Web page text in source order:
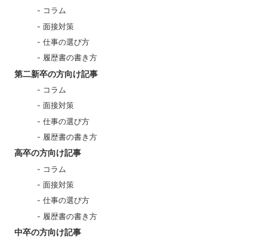
コラム
面接対策
仕事の選び方
履歴書の書き方
第二新卒の方向け記事
コラム
面接対策
仕事の選び方
履歴書の書き方
高卒の方向け記事
コラム
面接対策
仕事の選び方
履歴書の書き方
中卒の方向け記事